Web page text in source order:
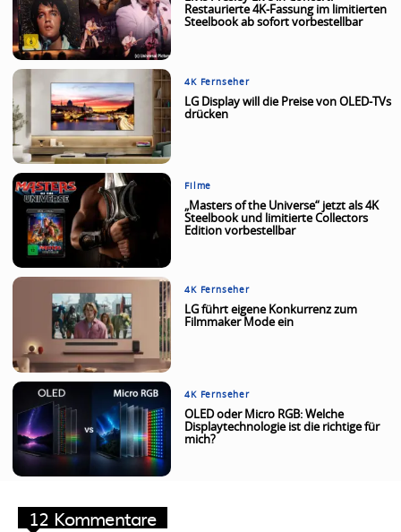
Restaurierte 4K-Fassung im limitierten
Steelbook ab sofort vorbestellbar
4K Fernseher
LG Display will die Preise von OLED-TVs
drücken
Filme
„Masters of the Universe“ jetzt als 4K
Steelbook und limitierte Collectors
Edition vorbestellbar
4K Fernseher
LG führt eigene Konkurrenz zum
Filmmaker Mode ein
4K Fernseher
OLED oder Micro RGB: Welche
Displaytechnologie ist die richtige für
mich?
12 Kommentare